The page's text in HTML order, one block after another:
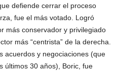
defiende cerrar el proceso
fue el más votado. Logró
más conservador y privilegiado
más “centrista” de la derecha.
acuerdos y negociaciones (que
últimos 30 años), Boric, fue